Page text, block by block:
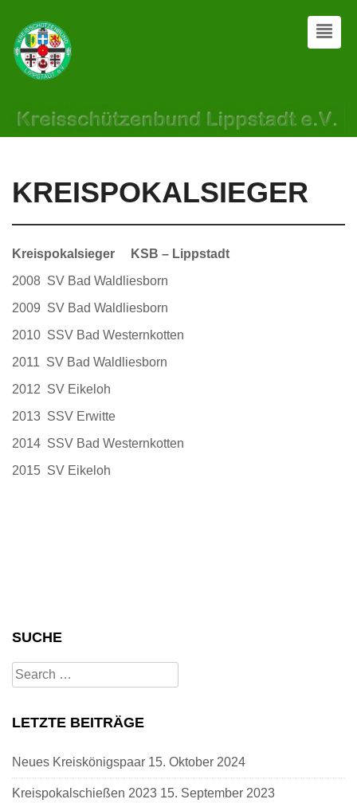
KREISPOKALSIEGER
Kreispokalsieger KSB – Lippstadt
2008 SV Bad Waldliesborn
2009 SV Bad Waldliesborn
2010 SSV Bad Westernkotten
2011 SV Bad Waldliesborn
2012 SV Eikeloh
2013 SSV Erwitte
2014 SSV Bad Westernkotten
2015 SV Eikeloh
SUCHE
Search
for:
LETZTE BEITRÄGE
Neues Kreiskönigspaar 15. Oktober 2024
Kreispokalschießen 2023 15. September 2023